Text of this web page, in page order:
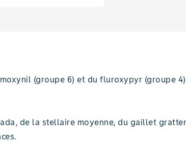
(groupe 6) et du fluroxypyr (groupe
de la stellaire moyenne, du gaillet